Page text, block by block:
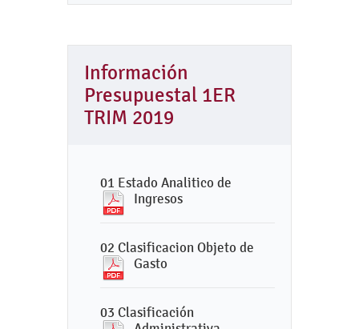
Información
Presupuestal 1ER
TRIM 2019
01 Estado Analitico de
Ingresos
02 Clasificacion Objeto de
Gasto
03 Clasificación